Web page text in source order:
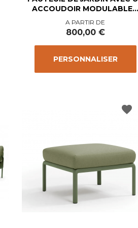
ACCOUDOIR MODULABLE...
Prix
A PARTIR DE
800,00 €
PERSONNALISER
favorite